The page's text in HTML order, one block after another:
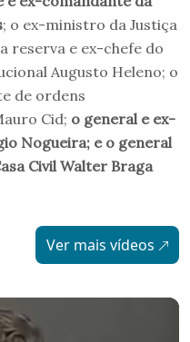
; o ex-ministro da Justiça
reserva e ex-chefe do
Augusto Heleno; o
de ordens
Cid; o general e ex-
Nogueira; e o general
Civil Walter Braga
Ver mais vídeos